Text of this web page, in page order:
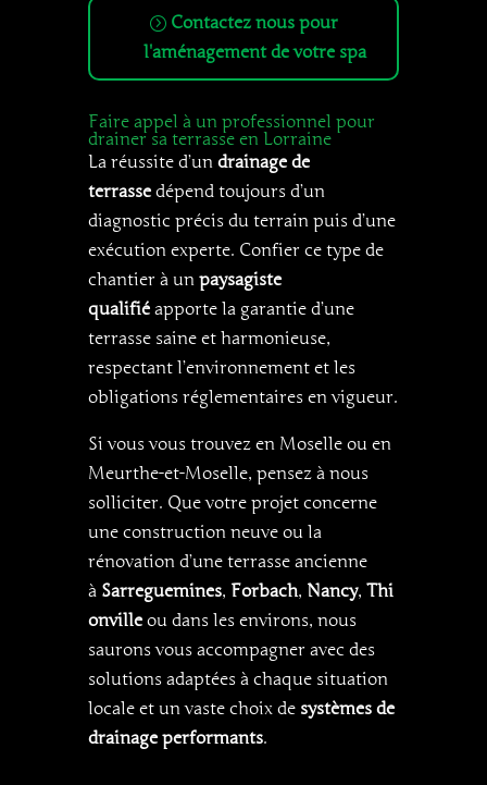
Contactez nous pour
l'aménagement de votre spa
Faire appel à un professionnel pour
drainer sa terrasse en Lorraine
La réussite d’un drainage de
terrasse dépend toujours d’un
diagnostic précis du terrain puis d’une
exécution experte. Confier ce type de
chantier à un paysagiste
qualifié apporte la garantie d’une
terrasse saine et harmonieuse,
respectant l’environnement et les
obligations réglementaires en vigueur.
Si vous vous trouvez en Moselle ou en
Meurthe-et-Moselle, pensez à nous
solliciter. Que votre projet concerne
une construction neuve ou la
rénovation d’une terrasse ancienne
à Sarreguemines, Forbach, Nancy, Thi
onville ou dans les environs, nous
saurons vous accompagner avec des
solutions adaptées à chaque situation
locale et un vaste choix de systèmes de
drainage performants.